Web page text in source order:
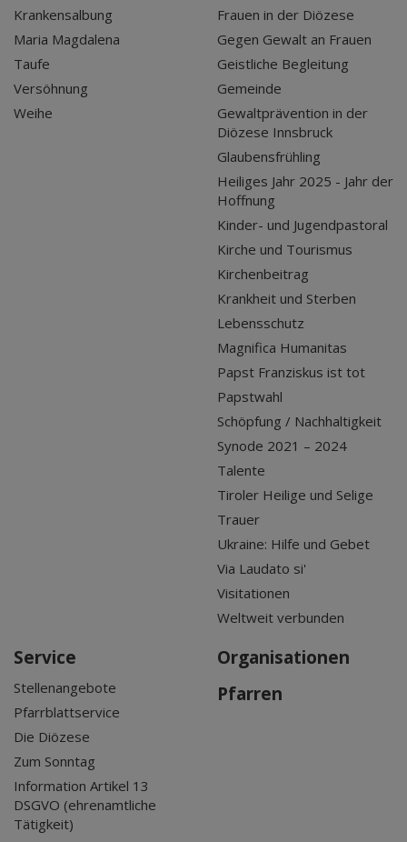
Krankensalbung
Maria Magdalena
Taufe
Versöhnung
Weihe
Frauen in der Diözese
Gegen Gewalt an Frauen
Geistliche Begleitung
Gemeinde
Gewaltprävention in der
Diözese Innsbruck
Glaubensfrühling
Heiliges Jahr 2025 - Jahr der
Hoffnung
Kinder- und Jugendpastoral
Kirche und Tourismus
Kirchenbeitrag
Krankheit und Sterben
Lebensschutz
Magnifica Humanitas
Papst Franziskus ist tot
Papstwahl
Schöpfung / Nachhaltigkeit
Synode 2021 – 2024
Talente
Tiroler Heilige und Selige
Trauer
Ukraine: Hilfe und Gebet
Via Laudato si'
Visitationen
Weltweit verbunden
Service
Stellenangebote
Pfarrblattservice
Die Diözese
Zum Sonntag
Information Artikel 13
DSGVO (ehrenamtliche
Tätigkeit)
Organisationen
Pfarren